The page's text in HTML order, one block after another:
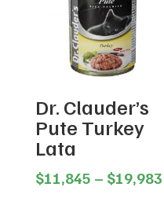
Dr. Clauder’s
Pute Turkey
Lata
$11,845 – $19,983